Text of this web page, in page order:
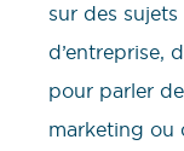
sur des
d’entreprise,
pour parler
marketing ou